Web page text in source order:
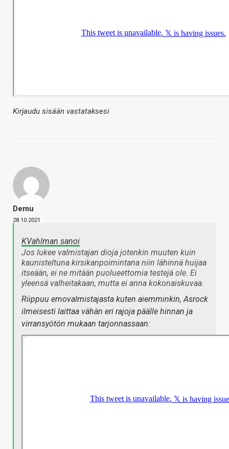
Kirjaudu sisään vastataksesi
Demu
28.10.2021
KVahlman sanoi
Jos lukee valmistajan dioja jotenkin muuten kuin
kaunisteltuna kirsikanpoimintana niin lähinnä huijaa
itseään, ei ne mitään puolueettomia testejä ole. Ei
yleensä valheitakaan, mutta ei anna kokonaiskuvaa.
Riippuu emovalmistajasta kuten aiemminkin, Asrock
ilmeisesti laittaa vähän eri rajoja päälle hinnan ja
virransyötön mukaan tarjonnassaan: